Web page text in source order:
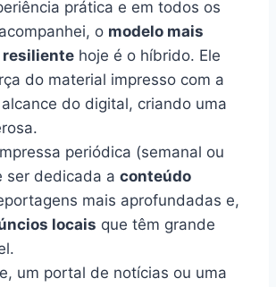
prática e em todos os
o modelo mais
hoje é o híbrido. Ele
do material impresso com a
do digital, criando uma
periódica (semanal ou
ser dedicada a conteúdo
mais aprofundadas e,
locais que têm grande
um portal de notícias ou uma